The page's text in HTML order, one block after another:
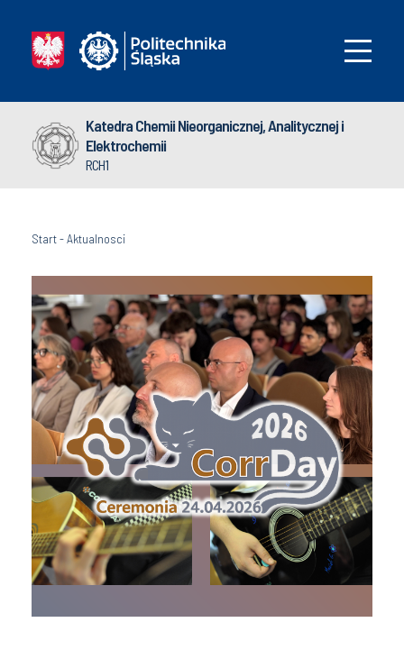
Katedra Chemii Nieorganicznej, Analitycznej i
Elektrochemii
RCH1
Start-Aktualnosci